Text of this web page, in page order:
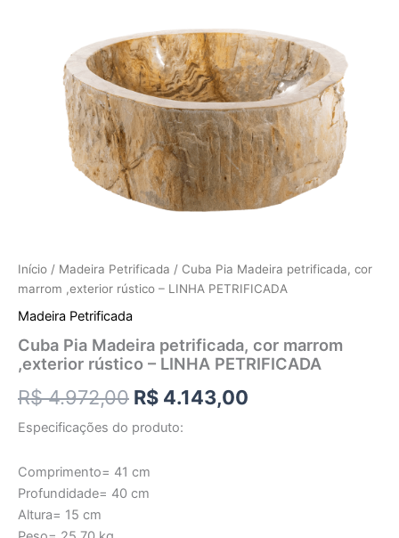
Início / Madeira Petrificada / Cuba Pia Madeira petrificada, cor
marrom ,exterior rústico – LINHA PETRIFICADA
Madeira Petrificada
Cuba Pia Madeira petrificada, cor marrom
,exterior rústico – LINHA PETRIFICADA
R$4.972,00 R$ 4.143,00
Especificações do produto:
Comprimento= 41 cm
Profundidade= 40 cm
Altura= 15 cm